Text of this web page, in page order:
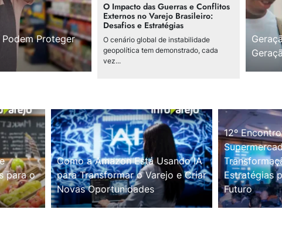
Proteger
O Impacto das Guerras e Conflitos
Externos no Varejo Brasileiro:
Desafios e Estratégias
O cenário global de instabilidade
geopolítica tem demonstrado, cada
vez...
para o
Como a Amazon Está Usando IA
para Transformar o Varejo e Criar
Novas Oportunidades
12º
Estratégias
Futuro